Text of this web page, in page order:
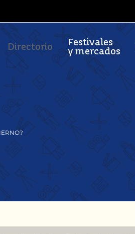
Directorio
Festivales
y mercados